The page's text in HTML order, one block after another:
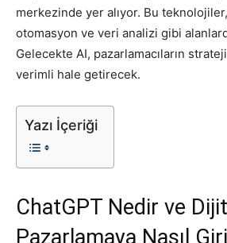
SEM,
merkezinde yer alıyor. Bu
otomasyon ve veri analizi gibi
Gelecekte AI, pazarlamacıların
verimli hale getirecek.
Yazı İçeriği
ChatGPT Nedir ve
Pazarlamaya Nasıl